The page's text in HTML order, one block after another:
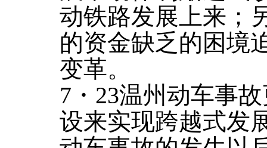
动铁路发展上来；
的资金缺乏的困境
变革。
7・23温州动车事
设来实现跨越式发